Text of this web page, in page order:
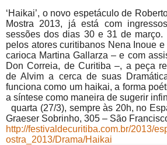
‘Haikai’, o novo espetáculo de
Mostra 2013, já está com
sessões dos dias 30 e 31 de março.
pelos atores curitibanos Nena Inoue
carioca Martina Gallarza – e com
Don Correia, de Curitiba –, a peça
de Alvim a cerca de suas
funciona como um haikai, a forma
a síntese como maneira de sugerir
quarta (27/3), sempre às 20h, no
Graeser Sobrinho, 305 – São
http://festivaldecuritiba.com.br/2013/
ostra_2013/Drama/Haikai